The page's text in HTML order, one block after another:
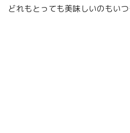
どれもとっても美味しいのもい